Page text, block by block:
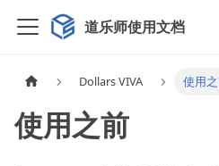
道乐师使用文档
Dollars VIVA 使用
使用之前